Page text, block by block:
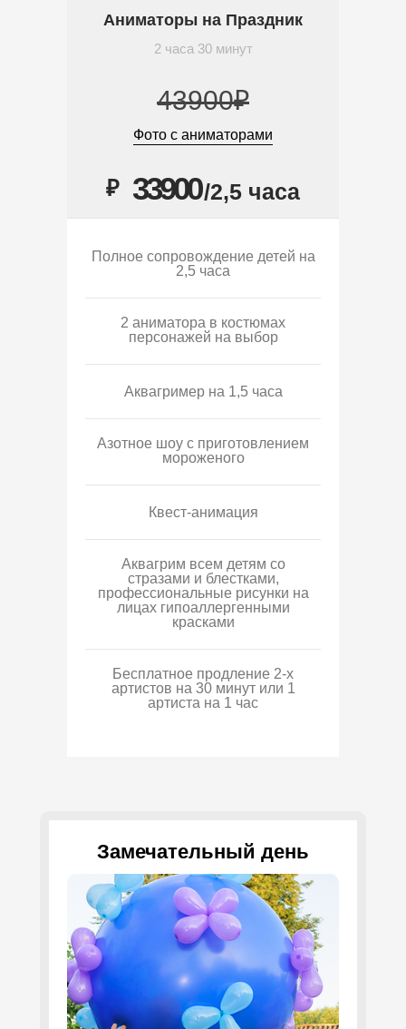
Аниматоры на Праздник
2 часа 30 минут
43900₽
Фото с аниматорами
₽ 33900/2,5 часа
Полное сопровождение детей на
2,5 часа
2 аниматора в костюмах
персонажей на выбор
Аквагример на 1,5 часа
Азотное шоу с приготовлением
мороженого
Квест-анимация
Аквагрим всем детям со
стразами и блестками,
профессиональные рисунки на
лицах гипоаллергенными
красками
Бесплатное продление 2-х
артистов на 30 минут или 1
артиста на 1 час
Замечательный день